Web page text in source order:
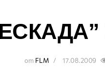
от FLM 17.08.2009